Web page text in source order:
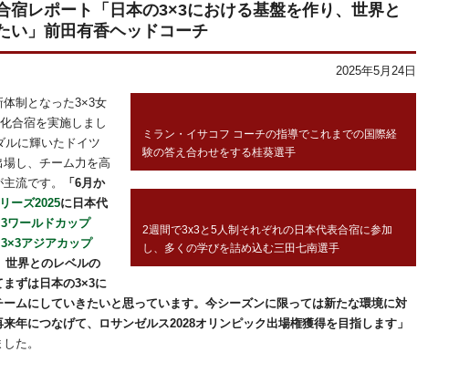
宿レポート「日本の3×3における基盤を作り、世界と
い」前田有香ヘッドコーチ
2025年5月24日
ミラン・イサコフ コーチの指導でこれまでの国際経
験の答え合わせをする桂葵選手
2週間で3x3と5人制それぞれの日本代表合宿に参加
し、多くの学びを詰め込む三田七南選手
制となった3×3女
合宿を実施しまし
ルに輝いたドイツ
し、チーム力を高
流です。
「6月か
ーズ2025に日本代
ワールドカップ
アジアカップ
世界とのレベルの
ずは日本の3×3に
ムにしていきたいと思っています。今シーズンに限っては新たな環境に対
年につなげて、ロサンゼルス2028オリンピック出場権獲得を目指します」
た。